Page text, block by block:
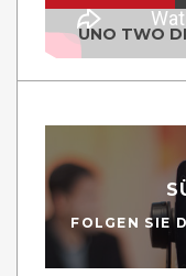
FOLGEN SIE